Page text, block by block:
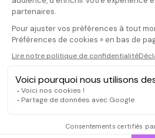
publier un avis
CONNEXION